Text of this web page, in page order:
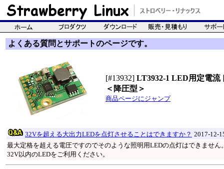
よくある質問とサポートのページです。
[#13932] LT3932-1 LED用定電流
＜降圧型＞
商品ページにジャンプ
32Vを超える大出力LEDを点灯させることはできますか？ 2017-12-
最大定格を超える電圧ですのでそのような照明用LEDの点灯はできません
32V以内のLEDをご利用ください。